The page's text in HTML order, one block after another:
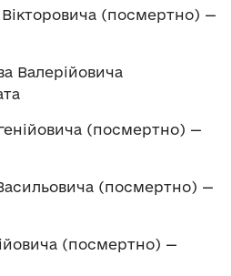
(посмертно) —
Валерійовича
(посмертно) —
(посмертно) —
(посмертно) —